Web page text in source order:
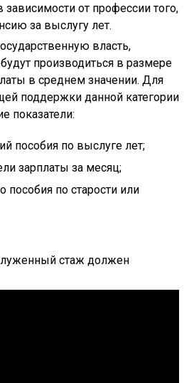
зависимости от профессии того,
за выслугу лет.
власть,
производиться в размере
в среднем значении. Для
поддержки данной категории
показатели:
пособия по выслуге лет;
зарплаты за месяц;
пособия по старости или
стаж должен